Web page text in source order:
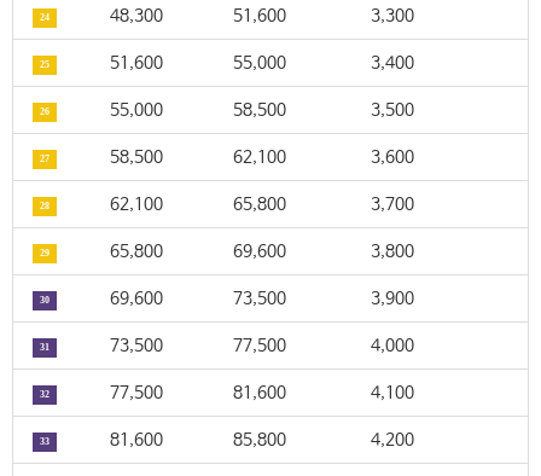
24 48,300 51,600 3,300
25 51,600 55,000 3,400
26 55,000 58,500 3,500
27 58,500 62,100 3,600
28 62,100 65,800 3,700
29 65,800 69,600 3,800
30 69,600 73,500 3,900
31 73,500 77,500 4,000
32 77,500 81,600 4,100
33 81,600 85,800 4,200